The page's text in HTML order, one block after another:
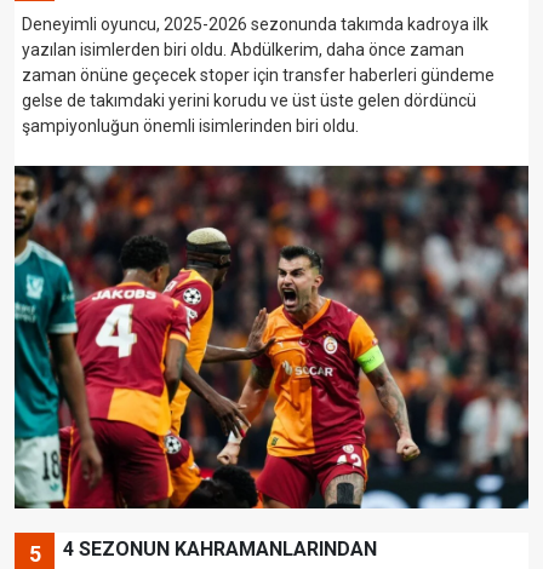
Deneyimli oyuncu, 2025-2026 sezonunda takımda kadroya ilk
yazılan isimlerden biri oldu. Abdülkerim, daha önce zaman
zaman önüne geçecek stoper için transfer haberleri gündeme
gelse de takımdaki yerini korudu ve üst üste gelen dördüncü
şampiyonluğun önemli isimlerinden biri oldu.
5 4 SEZONUN KAHRAMANLARINDAN